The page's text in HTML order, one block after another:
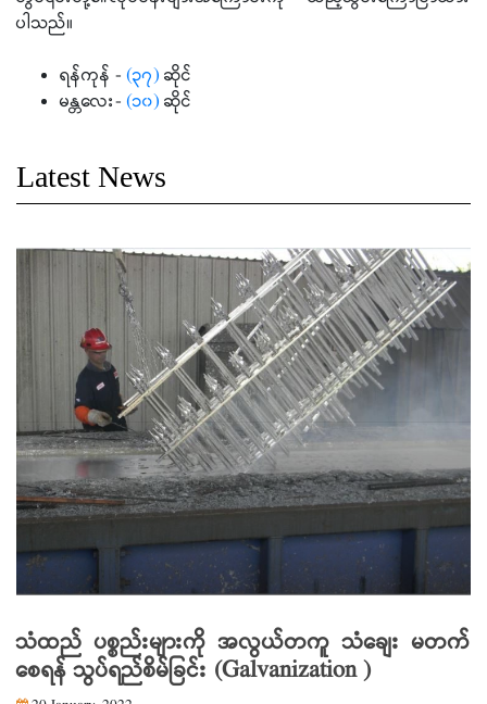
ပါသည်။
ရန်ကုန် - (၃၇) ဆိုင်
မန္တလေး- (၁၀) ဆိုင်
Latest News
သံထည် ပစ္စည်းများကို အလွယ်တကူ သံချေး မတက်
စေရန် သွပ်ရည်စိမ်ခြင်း (Galvanization )